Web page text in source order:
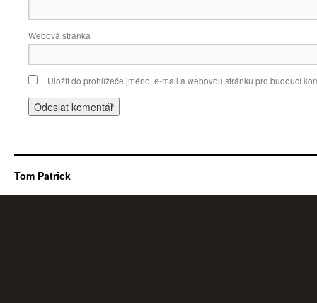
Webová stránka
Uložit do prohlížeče jméno, e-mail a webovou stránku pro budoucí
Tom Patrick